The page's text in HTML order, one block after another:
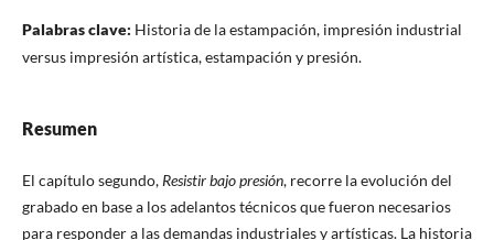
Palabras clave: Historia de la estampación, impresión industrial
versus impresión artística, estampación y presión.
Resumen
El capítulo segundo,Resistir bajo presión, recorre la evolución del
grabado en base a los adelantos técnicos que fueron necesarios
para responder a las demandas industriales y artísticas. La historia